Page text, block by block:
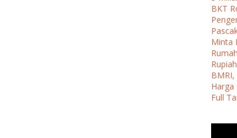
BKT
Minta
Rumah
Harga
Full